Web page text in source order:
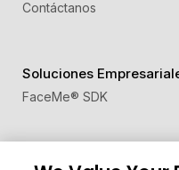
Contáctanos
Soluciones
FaceMe® SDK